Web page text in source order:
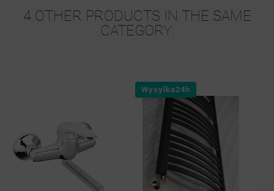
4 OTHER PRODUCTS IN THE SAME
CATEGORY:
Wysylka24h